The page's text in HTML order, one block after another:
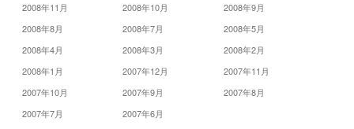
2008年11月
2008年10月
2008年9月
2008年8月
2008年7月
2008年5月
2008年4月
2008年3月
2008年2月
2008年1月
2007年12月
2007年11月
2007年10月
2007年9月
2007年8月
2007年7月
2007年6月